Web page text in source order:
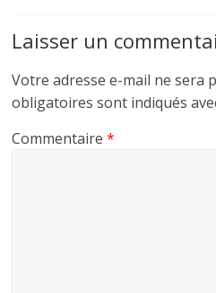
Laisser un
Votre adresse e-mail ne sera
obligatoires sont indiqués
Commentaire*